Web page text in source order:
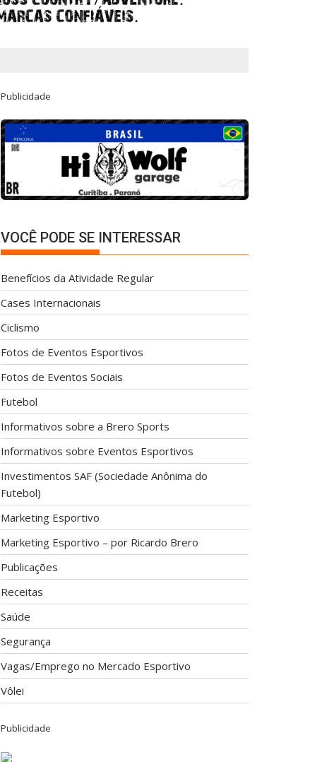
Publicidade
VOCÊ PODE SE INTERESSAR
Benefícios da Atividade Regular
Cases Internacionais
Ciclismo
Fotos de Eventos Esportivos
Fotos de Eventos Sociais
Futebol
Informativos sobre a Brero Sports
Informativos sobre Eventos Esportivos
Investimentos SAF (Sociedade Anônima do
Futebol)
Marketing Esportivo
Marketing Esportivo – por Ricardo Brero
Publicações
Receitas
Saúde
Segurança
Vagas/Emprego no Mercado Esportivo
Vôlei
Publicidade